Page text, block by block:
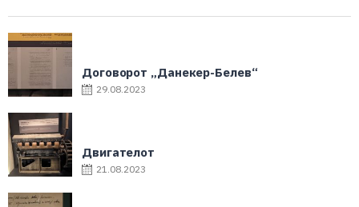
Договорот „Данекер-Белев“
29.08.2023
Двигателот
21.08.2023